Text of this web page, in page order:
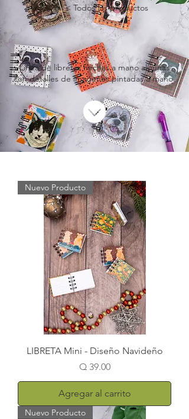
< Todos los productos
Línea de libretas hechas a mano algunas
con detalles de imagenes pintadas a mano.
Nuevo Producto
LIBRETA Mini - Diseño Navideño
Precio
Q 39.00
Agregar al carrito
Nuevo Producto